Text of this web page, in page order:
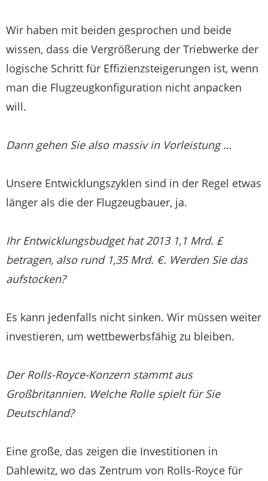
Wir haben mit beiden gesprochen und beide
wissen, dass die Vergrößerung der Triebwerke der
logische Schritt für Effizienzsteigerungen ist, wenn
man die Flugzeugkonfiguration nicht anpacken
will.
Dann gehen Sie also massiv in Vorleistung …
Unsere Entwicklungszyklen sind in der Regel etwas
länger als die der Flugzeugbauer, ja.
Ihr Entwicklungsbudget hat 2013 1,1 Mrd. £
betragen, also rund 1,35 Mrd. €. Werden Sie das
aufstocken?
Es kann jedenfalls nicht sinken. Wir müssen weiter
investieren, um wettbewerbsfähig zu bleiben.
Der Rolls-Royce-Konzern stammt aus
Großbritannien. Welche Rolle spielt für Sie
Deutschland?
Eine große, das zeigen die Investitionen in
Dahlewitz, wo das Zentrum von Rolls-Royce für